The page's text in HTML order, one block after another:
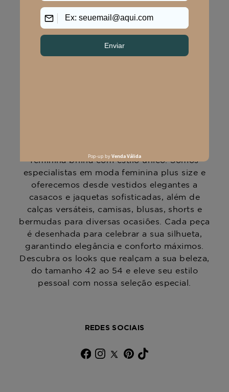
(11) 2291-3340 | (11)2618-5717
(11)99483-9760
AJUDA
feminina brilha com estilo único. Somos
especialistas em moda feminina plus size e
oferecemos desde vestidos elegantes a
casacos e jaquetas sofisticadas, além de
calças versáteis, camisas, blusas, shorts e
bermudas para diversas ocasiões. Cada peça
é desenhada para celebrar a sua silhueta,
garantindo elegância e conforto máximos.
Descubra os looks que realçam a sua beleza,
do tamanho 42 ao 54 e eleve seu estilo
pessoal com nossa seleção especial.
REDES SOCIAIS